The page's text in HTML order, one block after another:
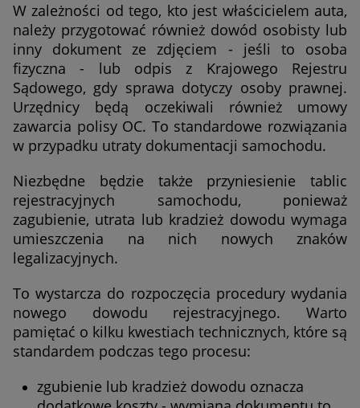
W zależności od tego, kto jest właścicielem auta,
należy przygotować również dowód osobisty lub
inny dokument ze zdjęciem - jeśli to osoba
fizyczna - lub odpis z Krajowego Rejestru
Sądowego, gdy sprawa dotyczy osoby prawnej.
Urzędnicy będą oczekiwali również umowy
zawarcia polisy OC. To standardowe rozwiązania
w przypadku utraty dokumentacji samochodu.
Niezbędne będzie także przyniesienie tablic
rejestracyjnych samochodu, ponieważ
zagubienie, utrata lub kradzież dowodu wymaga
umieszczenia na nich nowych znaków
legalizacyjnych.
To wystarcza do rozpoczęcia procedury wydania
nowego dowodu rejestracyjnego. Warto
pamiętać o kilku kwestiach technicznych, które są
standardem podczas tego procesu:
zgubienie lub kradzież dowodu oznacza